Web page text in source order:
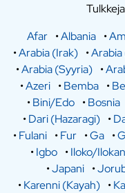
Afar •Albania •
•Arabia (Irak) •
•Arabia (Syyria) •
•Azeri •Bemba •
•Bini/Edo •Bosnia
•Dari (Hazaragi) •
•Fulani •Fur •Ga •
•Igbo •Iloko/
•Japani •
•Karenni (Kayah) •